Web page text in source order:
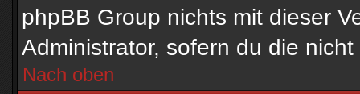
phpBB Group nichts mit dieser
Administrator, sofern du die
Nach oben